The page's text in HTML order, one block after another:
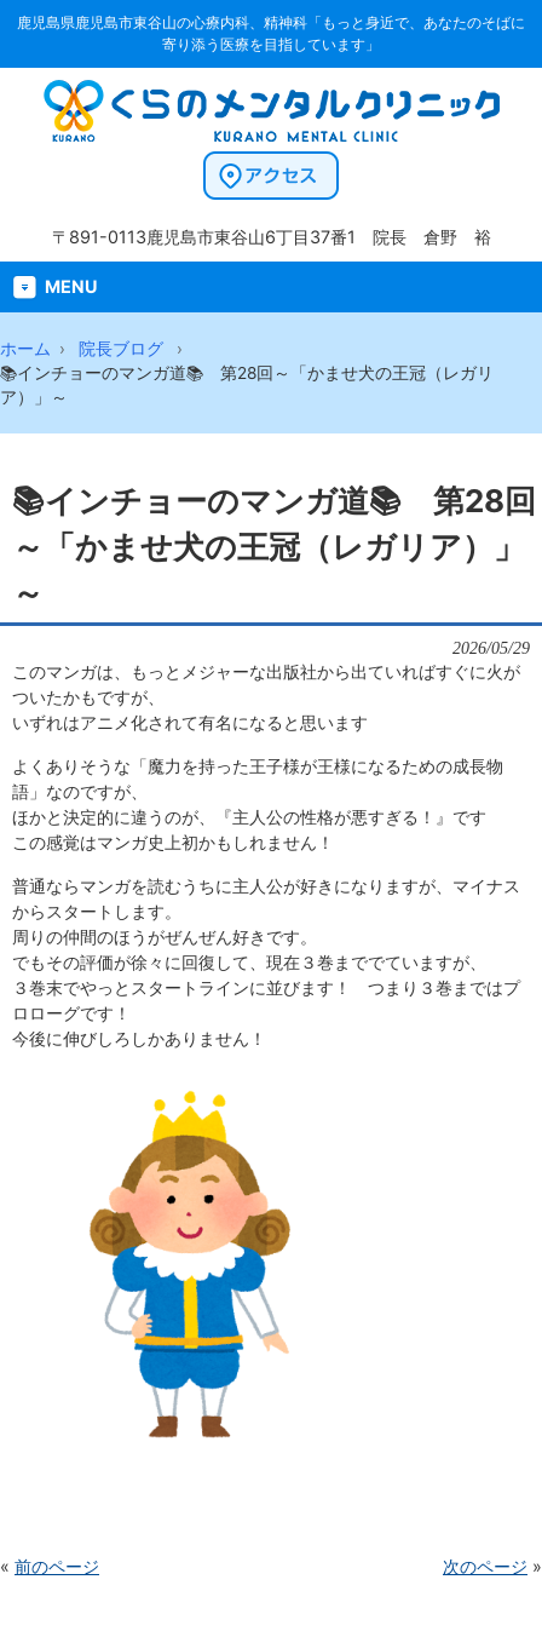
鹿児島県鹿児島市東谷山の心療内科、精神科「もっと身近で、あなたのそばに
寄り添う医療を目指しています」
〒891-0113鹿児島市東谷山6丁目37番1 院長 倉野 裕
MENU
ホーム
院長ブログ
📚インチョーのマンガ道📚 第28回～「かませ犬の王冠（レガリ
ア）」～
📚インチョーのマンガ道📚 第28回
～「かませ犬の王冠（レガリア）」
～
2026/05/29
このマンガは、もっとメジャーな出版社から出ていればすぐに火が
ついたかもですが、
いずれはアニメ化されて有名になると思います
よくありそうな「魔力を持った王子様が王様になるための成長物
語」なのですが、
ほかと決定的に違うのが、『主人公の性格が悪すぎる！』です
この感覚はマンガ史上初かもしれません！
普通ならマンガを読むうちに主人公が好きになりますが、マイナス
からスタートします。
周りの仲間のほうがぜんぜん好きです。
でもその評価が徐々に回復して、現在３巻まででていますが、
３巻末でやっとスタートラインに並びます！ つまり３巻まではプ
ロローグです！
今後に伸びしろしかありません！
« 前のページ 次のページ »